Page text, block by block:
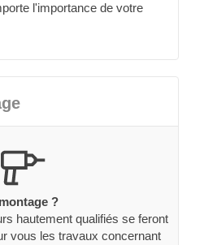
l'importance de votre
?
hautement qualifiés se feront
vous les travaux concernant